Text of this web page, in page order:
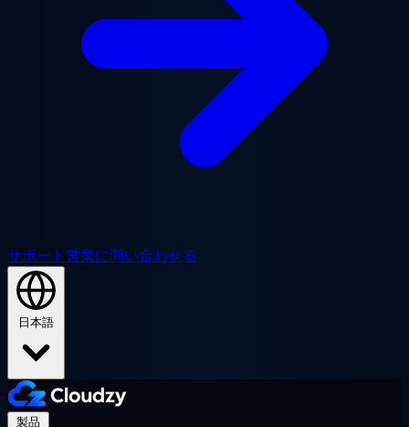
サポート営業に問い合わせる
日本語